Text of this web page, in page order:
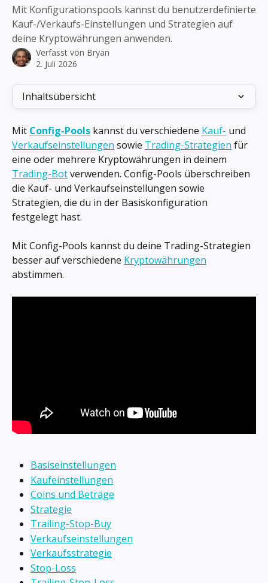
Mit Konfigurationspools kannst du benutzerdefinierte
Kauf-/Verkaufs-Einstellungen und Strategien auf
deine Kryptowährungen anwenden.
Verfasst von Bryan
2. Juli 2026
Inhaltsübersicht
Mit Config-Pools kannst du verschiedene Kauf- und
Verkaufseinstellungen sowie Trading-Strategien für
eine oder mehrere Kryptowährungen in deinem
Trading-Bot verwenden. Config-Pools überschreiben
die Kauf- und Verkaufseinstellungen sowie
Strategien, die du in der Basiskonfiguration
festgelegt hast.
Mit Config-Pools kannst du deine Trading-Strategien
besser auf verschiedene Kryptowährungen
abstimmen.
Basiseinstellungen
Kaufeinstellungen
Coins und Beträge
Strategie
Trailing-Stop-Buy
Verkaufseinstellungen
Verkaufsstrategie
Stop-Loss